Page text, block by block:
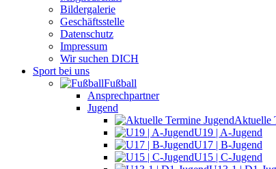
Bildergalerie
Geschäftsstelle
Datenschutz
Impressum
Wir suchen DICH
Sport bei uns
Fußball
Ansprechpartner
Jugend
Aktuelle
U19 | A-Jugend
U17 | B-Jugend
U15 | C-Jugend